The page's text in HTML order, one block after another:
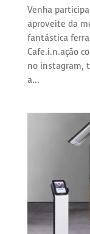
Venha
aproveite da
fantástica
Cafe.i.n.ação
no instagram,
a...